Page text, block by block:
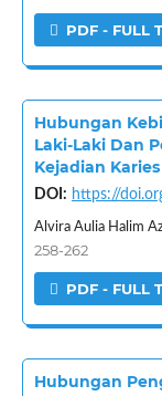
PDF - FULL
Hubungan
Laki-Laki Dan
Kejadian
DOI: https://
Alvira Aulia Halim
258-262
PDF - FULL
Hubungan